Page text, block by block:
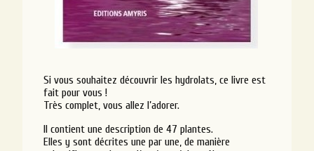
Si vous souhaitez découvrir les hydrolats, ce livre est
fait pour vous !
Très complet, vous allez l’adorer.
Il contient une description de 47 plantes.
Elles y sont décrites une par une, de manière